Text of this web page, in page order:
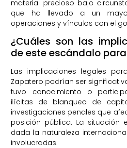
material precioso bajo
que ha llevado a un
operaciones y vínculos con el
¿Cuáles son las
de este escándalo
Las implicaciones legales
Zapatero podrían ser
tuvo conocimiento o
ilícitas de blanqueo de
investigaciones penales que
posición pública. La situación
dada la naturaleza
involucradas.